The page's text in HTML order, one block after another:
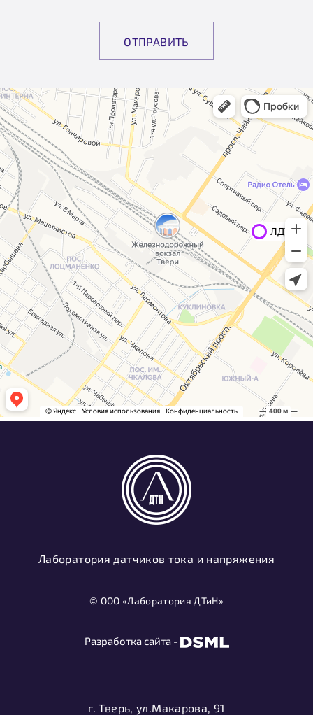
ОТПРАВИТЬ
Лаборатория датчиков тока и напряжения
© ООО «Лаборатория ДТиН»
Разработка сайта -
г. Тверь, ул.Макарова, 91